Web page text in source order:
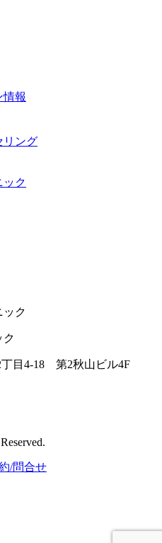
情報
リング
ク
目4-18 第2秋山ビル4F